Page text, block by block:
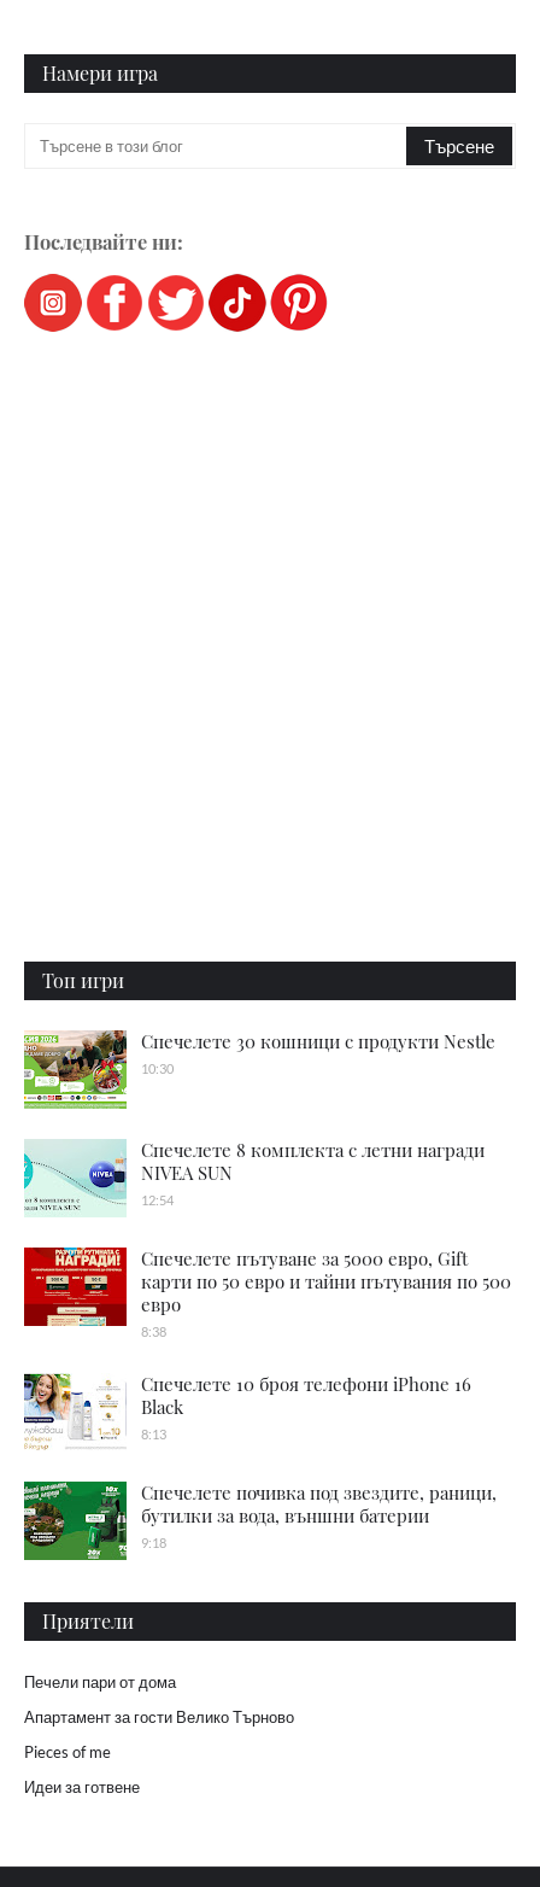
Намери игра
Последвайте ни:
Топ игри
Спечелете 30 кошници с продукти Nestle
10:30
Спечелете 8 комплекта с летни награди
NIVEA SUN
12:54
Спечелете пътуване за 5000 евро, Gift
карти по 50 евро и тайни пътувания по 500
евро
8:38
Спечелете 10 броя телефони iPhone 16
Black
8:13
Спечелете почивка под звездите, раници,
бутилки за вода, външни батерии
9:18
Приятели
Печели пари от дома
Апартамент за гости Велико Търново
Pieces of me
Идеи за готвене